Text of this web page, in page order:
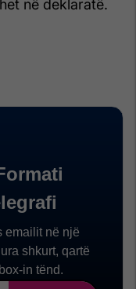
në deklaratë.